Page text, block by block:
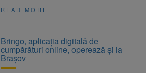
READ MORE
Bringo, aplicaţia digitală de
cumpărături online, operează și la
Brașov